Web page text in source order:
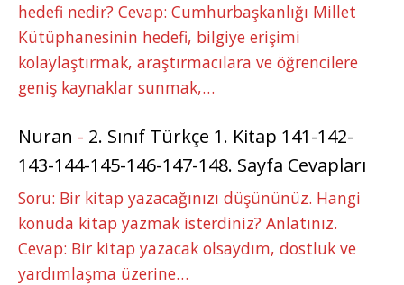
hedefi nedir? Cevap: Cumhurbaşkanlığı Millet
Kütüphanesinin hedefi, bilgiye erişimi
kolaylaştırmak, araştırmacılara ve öğrencilere
geniş kaynaklar sunmak,…
Nuran - 2. Sınıf Türkçe 1. Kitap 141-142-
143-144-145-146-147-148. Sayfa Cevapları
Soru: Bir kitap yazacağınızı düşününüz. Hangi
konuda kitap yazmak isterdiniz? Anlatınız.
Cevap: Bir kitap yazacak olsaydım, dostluk ve
yardımlaşma üzerine…